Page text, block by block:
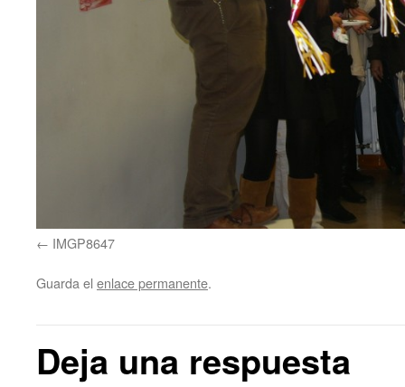
IMGP8647
Guarda el enlace permanente.
Deja una respuesta